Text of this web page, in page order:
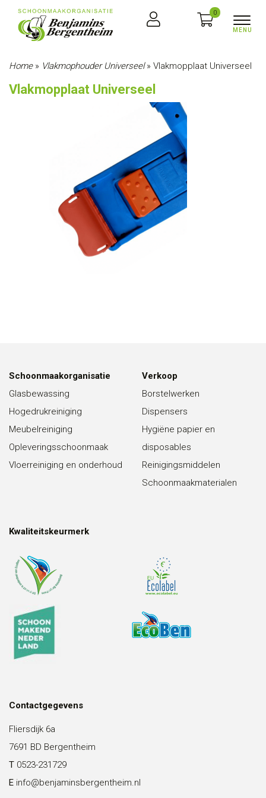
0
Home» Vlakmophouder Universeel» Vlakmopplaat Universeel
Vlakmopplaat Universeel
Schoonmaakorganisatie
Glasbewassing
Hogedrukreiniging
Meubelreiniging
Opleveringsschoonmaak
Vloerreiniging en onderhoud
Verkoop
Borstelwerken
Dispensers
Hygiëne papier en
disposables
Reinigingsmiddelen
Schoonmaakmaterialen
Kwaliteitskeurmerk
Contactgegevens
Fliersdijk 6a
7691 BD Bergentheim
T 0523-231729
E info@benjaminsbergentheim.nl